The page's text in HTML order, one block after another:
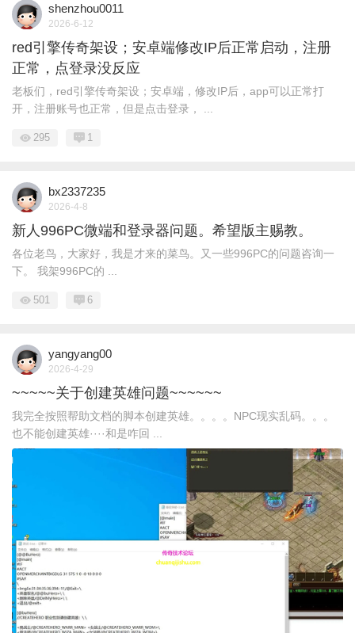
shenzhou0011
2026-6-12
red引擎传奇架设；安卓端修改IP后正常启动，注册
正常，点登录没反应
老板们，red引擎传奇架设；安卓端，修改IP后，app可以正常打
开，注册账号也正常，但是点击登录， ...
295 1
bx2337235
2026-4-8
新人996PC微端和登录器问题。希望版主赐教。
各位老鸟，大家好，我是才来的菜鸟。又一些996PC的问题咨询一
下。 我架996PC的 ...
501 6
yangyang00
2026-4-29
~~~~~关于创建英雄问题~~~~~~
我完全按照帮助文档的脚本创建英雄。。。。NPC现实乱码。。。
也不能创建英雄····和是咋回 ...